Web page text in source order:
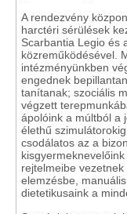
A rendezvény
harctéri sérülések
Scarbantia Legio és
közreműködésével.
intézményünkben
engednek
tanítanak; szociális
végzett
ápolóink a múltból a
élethű
csodálatos az a
rejtelmeibe
elemzésbe,
dietetikusaink a